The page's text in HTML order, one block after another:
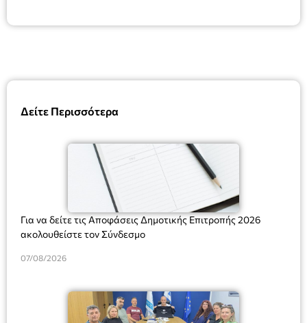
Δείτε Περισσότερα
Για να δείτε τις Αποφάσεις Δημοτικής Επιτροπής 2026
ακολουθείστε τον Σύνδεσμο
07/08/2026